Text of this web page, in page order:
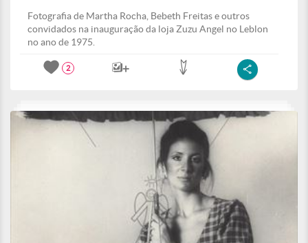
Fotografia de Martha Rocha, Bebeth Freitas e outros
convidados na inauguração da loja Zuzu Angel no Leblon
no ano de 1975.
2